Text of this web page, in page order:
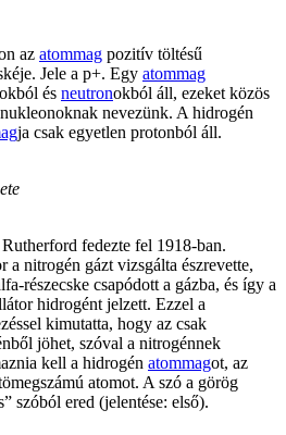
az atommag pozitív töltésű
Jele a p+. Egy atommag
és neutronokból áll, ezeket közös
nevezünk. A hidrogén
ja csak egyetlen protonból áll.
fedezte fel 1918-ban.
a nitrogén gázt vizsgálta észrevette,
részecske csapódott a gázba, és így a
hidrogént jelzett. Ezzel a
kimutatta, hogy az csak
jöhet, szóval a nitrogénnek
kell a hidrogén atommagot, az
atomot. A szó a görög
szóból ered (jelentése: első).